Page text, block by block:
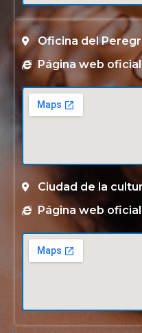
Oficina del
Página web oficial
Ciudad de la
Página web oficial